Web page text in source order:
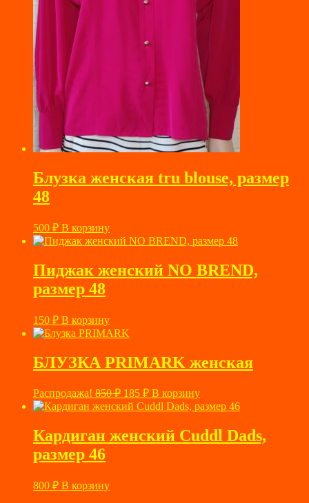
Блузка женская tru blouse, размер
48
500 ₽ В корзину
Пиджак женский NO BREND,
размер 48
150 ₽ В корзину
БЛУЗКА PRIMARK женская
Распродажа! 850₽ Первоначальная
цена
185 ₽Текущая
цена:
В корзину
Кардиган женский Cuddl Dads,
размер 46
800 ₽ В корзину